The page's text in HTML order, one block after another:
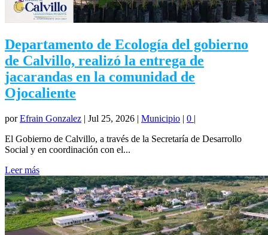
Departamento de Ecología del gobierno
de Calvillo, realizó la entrega de
jacarandas en la comunidad de
Ojocaliente
porEfrain Gonzalez | Jul 25, 2026 | Municipio | 0 |
El Gobierno de Calvillo, a través de la Secretaría de Desarrollo
Social y en coordinación con el...
Leer más